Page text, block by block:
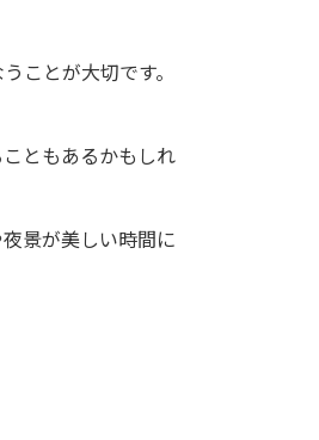
ことが大切です。
ともあるかもしれ
景が美しい時間に